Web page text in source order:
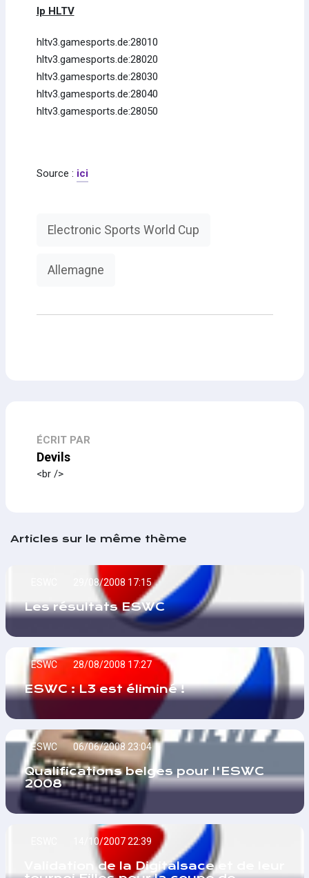
Ip HLTV
hltv3.gamesports.de:28010
hltv3.gamesports.de:28020
hltv3.gamesports.de:28030
hltv3.gamesports.de:28040
hltv3.gamesports.de:28050
Source : ici
Electronic Sports World Cup
Allemagne
ÉCRIT PAR
Devils
<br />
Articles sur le même thème
29/08/2008 17:15
Les résultats ESWC
ESWC 28/08/2008 17:27
ESWC : L3 est éliminé !
ESWC 06/06/2008 23:04
Qualifications belges pour l'ESWC
2008
14/10/2007 22:39
Validation de la Digitalsace et de leur